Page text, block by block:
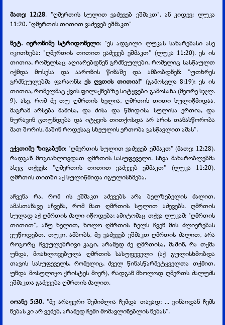
მათე: 12:28. "ღმერთის სულით ვაძევებ ეშმაკთ". ან კიდევ: ლუკა
11:20. "ღმერთის თითით ვაძევებ ეშმაკთ"
ნეტ. იერონიმე სტრიდონელი: "ეს ადგილი ლუკას სახარებასი ასე
იკითხება: "ღმერთის თითით ვაძევებ ეშმაკთ" (ლუკა 11:20). ეს ის
თითია, რომელსაც აღიარებდნენ გრძნეულები, რომელიც სასწაულთ
იქმდა მოსესა და აარონის წინაშე და ამბობდნენ: "უთხრეს
გრძნეულებმა ფარაონს: ეს ღვთის თითია!" (გამოსვლა 8:19); ეს ის
თითია, რომელმაც ქვის ფილაქნებზე სიტყვები გამოსახა (მეორე სჯლ.
9). ასე, რომ ძე თუ ღმრთის ხელია, ღმრთის თითი სულიწმიდაა,
მაგრამ არსება მამისა, და ძისა და წმიდისა სულისა ერთია, და
ნურავინ ცთუნდება და იტყვის თითქოსდა არ არის თანასწორობა
მათ შორის, მაშინ როდესაც სხეულის ერთობა გასწავლით ამას".
ექვთიმე ზიგაბენი: "ღმერთის სულით ვაძევებ ეშმაკთ" (მათე: 12:28),
რადგან მოგიახლოვდათ ღმრთის სასუფეველი. სხვა მახარობლებმა
ასეც თქვეს: "ღმერთის თითით ვაძევებ ეშმაკთ" (ლუკა 11:20),
ღმრთის თითში აქ სულიწმიდა იგულისხმება.
აჩვენა რა, რომ ის ეშმაკთ აძევებს არა ბელზებელის ძალით,
ამასთანავე აჩვენა, რომ მათ ღმრთის სულით აძევებს. ღმრთის
სულად აქ ღმრთის ძალი იწოდება; ამიტომაც თქვა ლუკამ: "ღმრთის
თითით", ანუ ხელით, ხოლო ღმრთის ხელს ჩვენ მის ძლიერებას
ვუწოდებთ. თუკი, ამბობს, მე ვაძევებ ეშმაკთ ღმრთის ძალით, არა
როგორც ჩვეულებრივი კაცი, არამედ ძე ღმრთისა, მაშინ, რა თქმა
უნდა, მოახლოვებულა ღმრთის სასუფეველი (აქ გულისხმობდა
თავის სასუფეველს, რომელიც, ძველ წინასწარმეტყველთა თქმით,
უნდა მოსულიყო ქრისტეს მიერ), რადგან მხოლოდ ღმერთს ძალუძს
ეშმაკთა გაძევება ღმრთის ძალით.
იოანე 5:30. "მე არაფერი შემიძლია ჩემდა თავად; ... ვინაიდან ჩემს
ნებას კი არ ვეძებ, არამედ ჩემი მომავლინებლის ნებას".